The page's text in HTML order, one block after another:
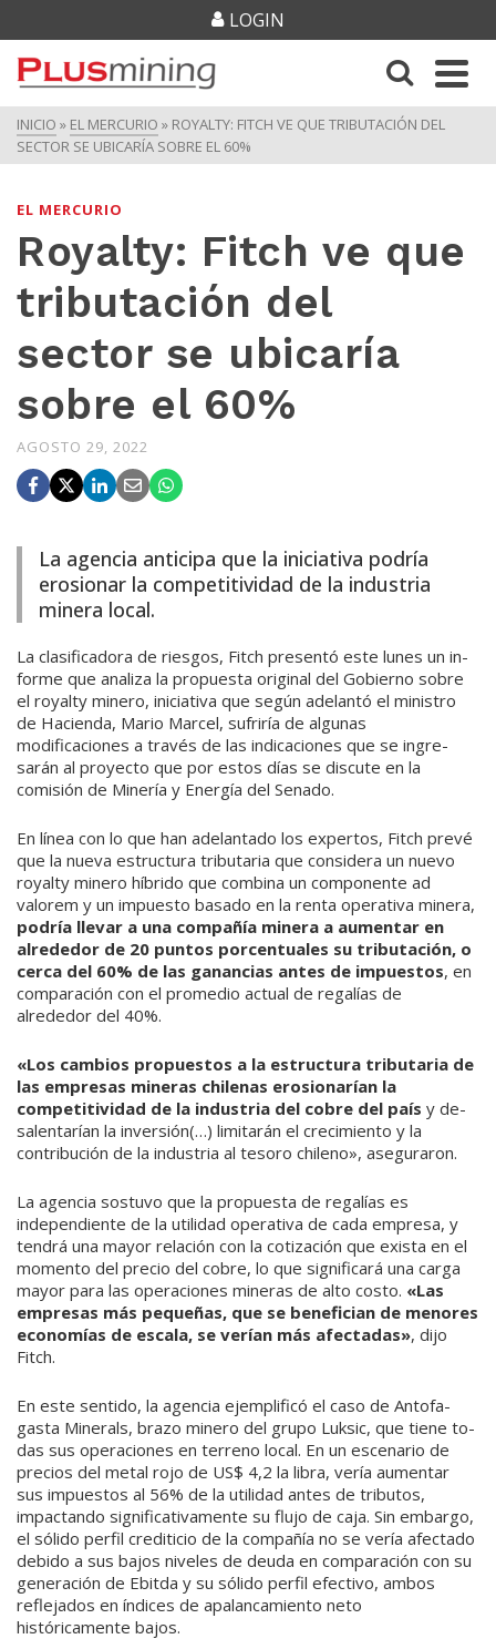
LOGIN
INICIO » EL MERCURIO » ROYALTY: FITCH VE QUE TRIBUTACIÓN DEL
SECTOR SE UBICARÍA SOBRE EL 60%
EL MERCURIO
Royalty: Fitch ve que
tributación del
sector se ubicaría
sobre el 60%
AGOSTO 29, 2022
La agencia anticipa que la iniciativa podría
erosionar la competitividad de la industria
minera local.
La clasificadora de riesgos, Fitch presentó este lunes un in­
forme que analiza la propuesta original del Gobierno sobre
el royalty minero, iniciativa que se­gún adelantó el ministro
de Hacienda, Mario Marcel, sufriría de algunas
modificaciones a través de las indicaciones que se ingre­
sarán al proyecto que por estos días se discute en la
comisión de Minería y Energía del Senado.
En línea con lo que han ade­lantado los expertos, Fitch prevé
que la nueva estructura tributa­ria que considera un nuevo
ro­yalty minero híbrido que combi­na un componente ad
valorem y un impuesto basado en la renta operativa minera,
podría lle­var a una compañía minera a au­mentar en
alrededor de 20 pun­tos porcentuales su tributación, o
cerca del 60% de las ganancias antes de impuestos, en
comparación con el promedio actual de regalías de
alrededor del 40%.
«Los cambios propuestos a la estructura tributaria de
las em­presas mineras chilenas erosio­narían la
competitividad de la industria del cobre del país y de­
salentarían la inversión(…) limi­tarán el crecimiento y la
contribución de la industria al tesoro chileno», aseguraron.
La agencia sostuvo que la pro­puesta de regalías es
independiente de la utilidad operativa de cada empresa, y
tendrá una mayor relación con la cotización que exista en el
momento del precio del cobre, lo que signifi­cará una carga
mayor para las operaciones mineras de alto cos­to. «Las
empresas más pequeñas, que se benefician de meno­res
economías de escala, se ve­rían más afectadas», dijo
Fitch.
En este sentido, la agencia ejemplificó el caso de Antofa­
gasta Minerals, brazo minero del grupo Luksic, que tiene to­
das sus operaciones en terreno local. En un escenario de
precios del metal rojo de US$ 4,2 la libra, vería aumentar
sus impuestos al 56% de la utilidad antes de tribu­tos,
impactando significativa­mente su flujo de caja. Sin embargo,
el sólido perfil crediticio de la compañía no se vería afec­tado
debido a sus bajos niveles de deuda en comparación con su
generación de Ebitda y su sólido perfil efectivo, ambos
reflejados en índices de apalancamiento neto
históricamente bajos.